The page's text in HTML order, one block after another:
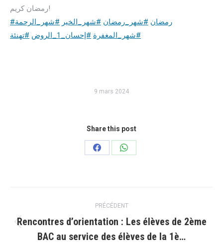
رمضان كريم!
#رمضان #شهر_رمضان #شهر_الخير #شهر_الرحمة
#شهر_المغفرة #إحسان_1_الروض #تهنئة
9 mars 2024
Share this post
PartagerPartager
article
PRÉCÉDENT
Article
précédent
Rencontres d’orientation : Les élèves de 2ème
BAC au service des élèves de la 1è…